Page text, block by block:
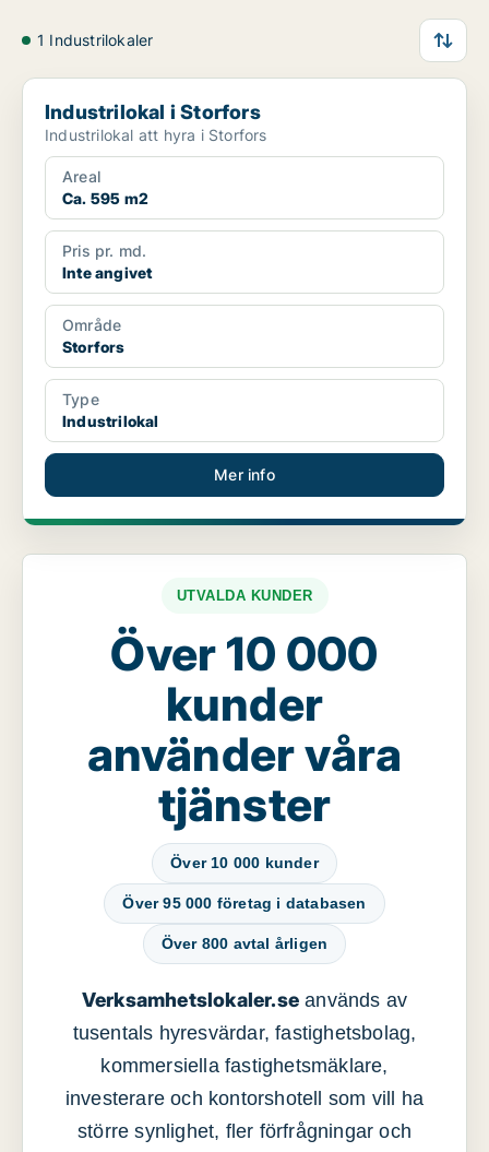
1 Industrilokaler
Industrilokal i Storfors
Industrilokal i Storfors
Industrilokal att hyra i Storfors
Areal
Ca. 595 m2
Pris pr. md.
Inte angivet
Område
Storfors
Type
Industrilokal
Mer info
UTVALDA KUNDER
Över 10 000
kunder
använder våra
tjänster
Över 10 000 kunder
Över 95 000 företag i databasen
Över 800 avtal årligen
Verksamhetslokaler.se används av
tusentals hyresvärdar, fastighetsbolag,
kommersiella fastighetsmäklare,
investerare och kontorshotell som vill ha
större synlighet, fler förfrågningar och